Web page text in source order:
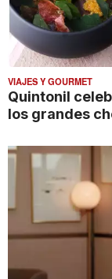
VIAJES Y GOURMET
Quintonil
los grandes